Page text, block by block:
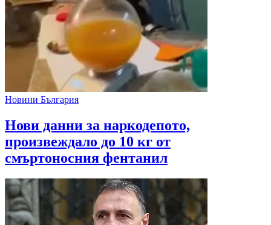
Новини България
Нови данни за наркодепото,
произвеждало до 10 кг от
смъртоносния фентанил